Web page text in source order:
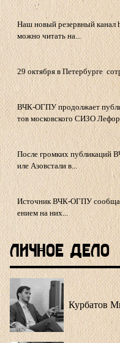
Наш новый резервный канал
можно читать на...
29 октября в Петербурге
ВЧК-ОГПУ продолжает
тов московского СИЗО
После громких публикаций
иле Азовстали в...
Источник ВЧК-ОГПУ
ением на них...
Личное Дело
Курбатов